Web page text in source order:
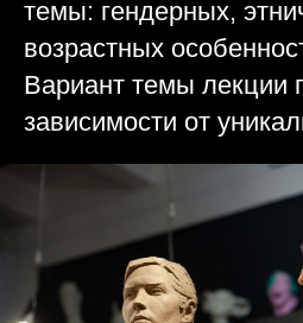
темы: гендерных,
возрастных
Вариант темы лекции
зависимости от